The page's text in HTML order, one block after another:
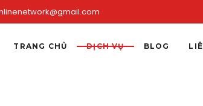
TRANG CHỦ DỊCH VỤ BLOG